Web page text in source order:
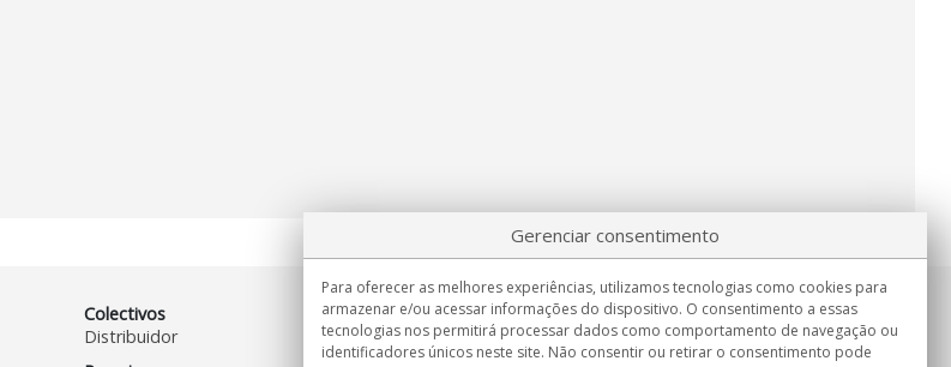
Colectivos
Distribuidor
Informação
Seg.-Sex. 9:00h - 15:00h.
Entrega em
Gerenciar consentimento
Para oferecer as melhores experiências, utilizamos tecnologias como cookies para
armazenar e/ou acessar informações do dispositivo. O consentimento a essas
tecnologias nos permitirá processar dados como comportamento de navegação ou
identificadores únicos neste site. Não consentir ou retirar o consentimento pode